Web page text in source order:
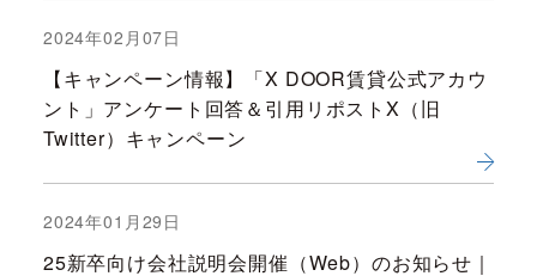
2024年02月07日
【キャンペーン情報】「X DOOR賃貸公式アカウ
ント」アンケート回答＆引用リポストX（旧
Twitter）キャンペーン
2024年01月29日
25新卒向け会社説明会開催（Web）のお知らせ｜